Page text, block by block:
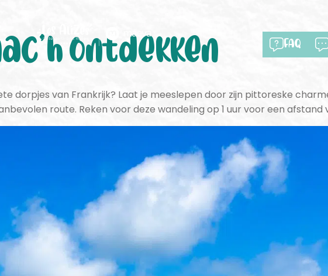
FAQ
ontdekken
dorpjes van Frankrijk? Laat je meeslepen door zijn pittoreske
route. Reken voor deze wandeling op 1 uur voor een afstand